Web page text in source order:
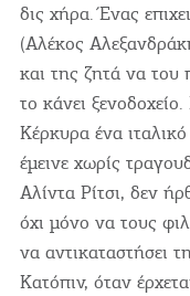
δις χήρα. Ένας
(Αλέκος
και της ζητά να του
το κάνει
Κέρκυρα ένα
έμεινε χωρίς
Αλίντα Ρίτσι, δεν
όχι μόνο να τους
να αντικαταστήσει
Κατόπιν, όταν